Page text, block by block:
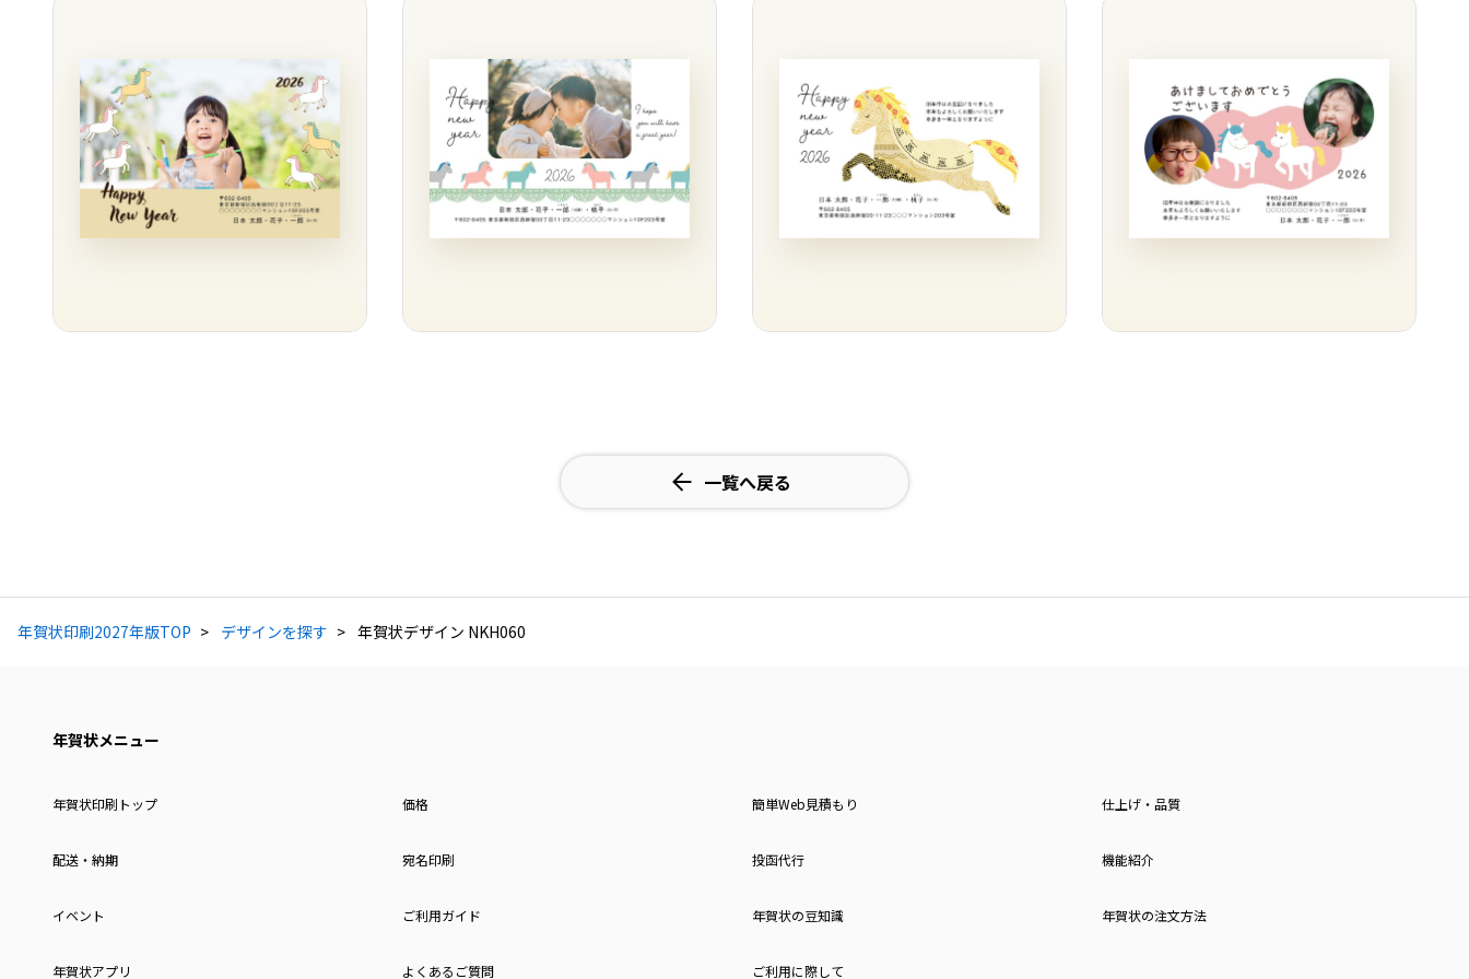
一覧へ戻る
年賀状印刷2027年版TOP デザインを探す 年賀状デザイン NKH060
年賀状メニュー
年賀状印刷トップ 価格 簡単Web見積もり 仕上げ・品質
配送・納期 宛名印刷 投函代行 機能紹介
イベント ご利用ガイド 年賀状の豆知識 年賀状の注文方法
年賀状アプリ よくあるご質問 ご利用に際して